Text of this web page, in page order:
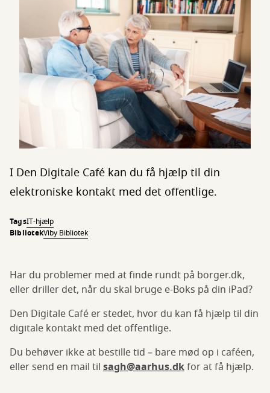
I Den Digitale Café kan du få hjælp til din
elektroniske kontakt med det offentlige.
TagsIT-hjælp
BibliotekViby Bibliotek
Har du problemer med at finde rundt på borger.dk,
eller driller det, når du skal bruge e-Boks på din iPad?
Den Digitale Café er stedet, hvor du kan få hjælp til din
digitale kontakt med det offentlige.
Du behøver ikke at bestille tid – bare mød op i caféen,
eller send en mail til sagh@aarhus.dkfor at få hjælp.